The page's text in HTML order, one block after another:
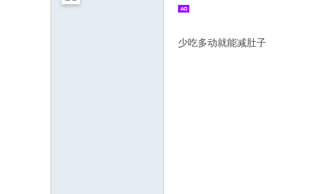
少吃多动就能减肚子